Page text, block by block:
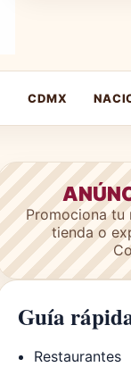
CDMX
Promociona tu
tienda o
Guía
Restaurantes